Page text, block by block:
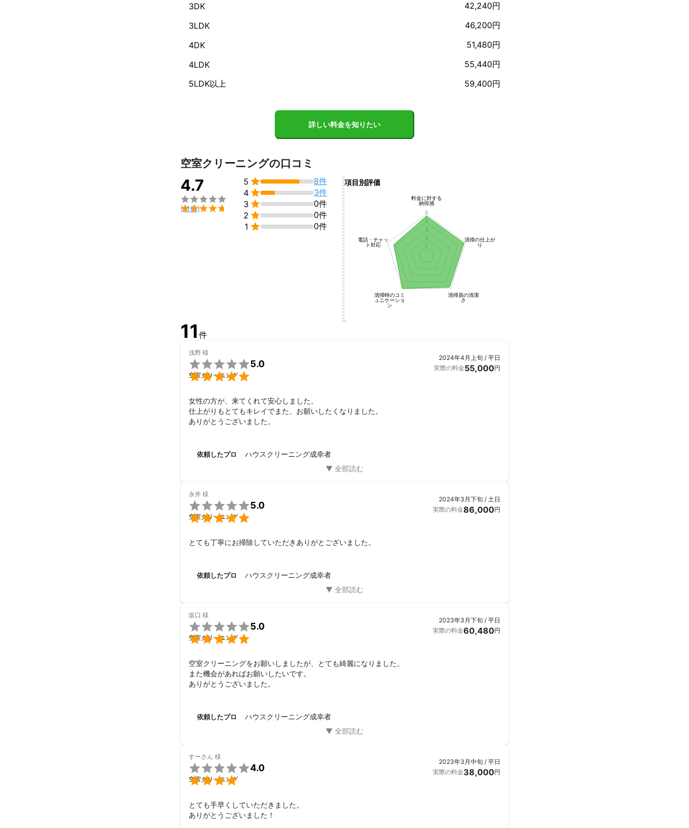
3DK
42,240円
3LDK
46,200円
4DK
51,480円
4LDK
55,440円
5LDK以上
59,400円
詳しい料金を知りたい
空室クリーニングの口コミ
4.7


(11件)
5 
8件
4 
3件
3 
0件
2 
0件
1  0件
項目別評価
料金に対する
納得感
清掃の仕上が
り
清掃員の清潔
さ
清掃時のコミ
ュニケーショ
ン
電話・チャッ
ト対応
1
2
3
4
5
11 件
浅野 様


5.0
空室クリーニング
2024年4月上旬 / 平日
実際の料金55,000円
女性の方が、来てくれて安心しました。
仕上がりもとてもキレイでまた、お願いしたくなりました。
ありがとうございました。
依頼したプロ ハウスクリーニング成幸者
永井 様


5.0
空室クリーニング
2024年3月下旬 / 土日
実際の料金86,000円
とても丁寧にお掃除していただきありがとございました。
依頼したプロ ハウスクリーニング成幸者
坂口 様


5.0
空室クリーニング
2023年3月下旬 / 平日
実際の料金60,480円
空室クリーニングをお願いしましたが、とても綺麗になりました。
また機会があればお願いしたいです。
ありがとうございました。
依頼したプロ ハウスクリーニング成幸者
すーさん 様


4.0
空室クリーニング
2023年3月中旬 / 平日
実際の料金38,000円
とても手早くしていただきました。
ありがとうございました！